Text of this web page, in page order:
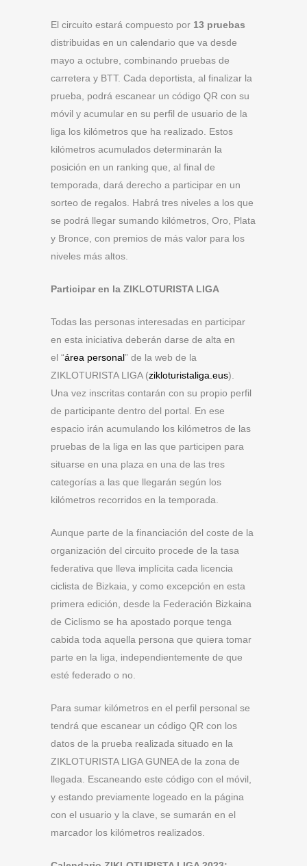
El circuito estará compuesto por 13 pruebas
distribuidas en un calendario que va desde
mayo a octubre, combinando pruebas de
carretera y BTT. Cada deportista, al finalizar la
prueba, podrá escanear un código QR con su
móvil y acumular en su perfil de usuario de la
liga los kilómetros que ha realizado. Estos
kilómetros acumulados determinarán la
posición en un ranking que, al final de
temporada, dará derecho a participar en un
sorteo de regalos. Habrá tres niveles a los que
se podrá llegar sumando kilómetros, Oro, Plata
y Bronce, con premios de más valor para los
niveles más altos.
Participar en la ZIKLOTURISTA LIGA
Todas las personas interesadas en participar
en esta iniciativa deberán darse de alta en
el “área personal” de la web de la
ZIKLOTURISTA LIGA (zikloturistaliga.eus).
Una vez inscritas contarán con su propio perfil
de participante dentro del portal. En ese
espacio irán acumulando los kilómetros de las
pruebas de la liga en las que participen para
situarse en una plaza en una de las tres
categorías a las que llegarán según los
kilómetros recorridos en la temporada.
Aunque parte de la financiación del coste de la
organización del circuito procede de la tasa
federativa que lleva implícita cada licencia
ciclista de Bizkaia, y como excepción en esta
primera edición, desde la Federación Bizkaina
de Ciclismo se ha apostado porque tenga
cabida toda aquella persona que quiera tomar
parte en la liga, independientemente de que
esté federado o no.
Para sumar kilómetros en el perfil personal se
tendrá que escanear un código QR con los
datos de la prueba realizada situado en la
ZIKLOTURISTA LIGA GUNEA de la zona de
llegada. Escaneando este código con el móvil,
y estando previamente logeado en la página
con el usuario y la clave, se sumarán en el
marcador los kilómetros realizados.